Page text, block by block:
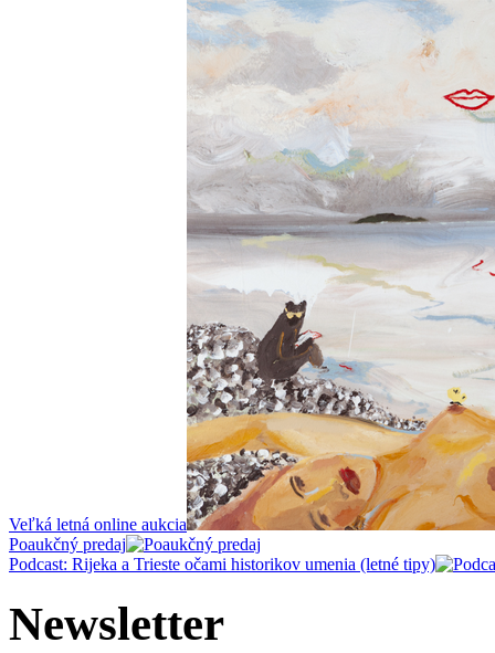
Veľká letná online aukcia
Poaukčný predaj
Podcast: Rijeka a Trieste očami historikov umenia (letné tipy)
Newsletter